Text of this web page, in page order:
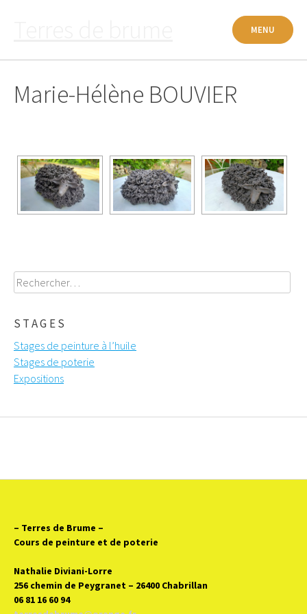
MENU
Marie-Hélène BOUVIER
Rechercher :
STAGES
Stages de peinture à l’huile
Stages de poterie
Expositions
– Terres de Brume –
Cours de peinture et de poterie
Nathalie Diviani-Lorre
256 chemin de Peygranet – 26400 Chabrillan
06 81 16 60 94